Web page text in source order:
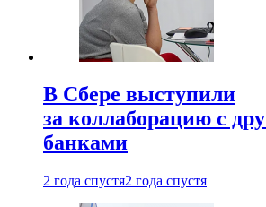
В Сбере выступили
за коллаборацию с
банками
2 года спустя2 года спустя